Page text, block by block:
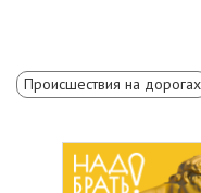
Происшествия на дорогах